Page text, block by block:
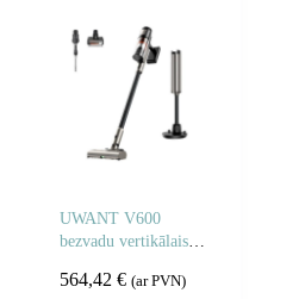
UWANT V600
bezvadu vertikālais
564,42€ (ar PVN)